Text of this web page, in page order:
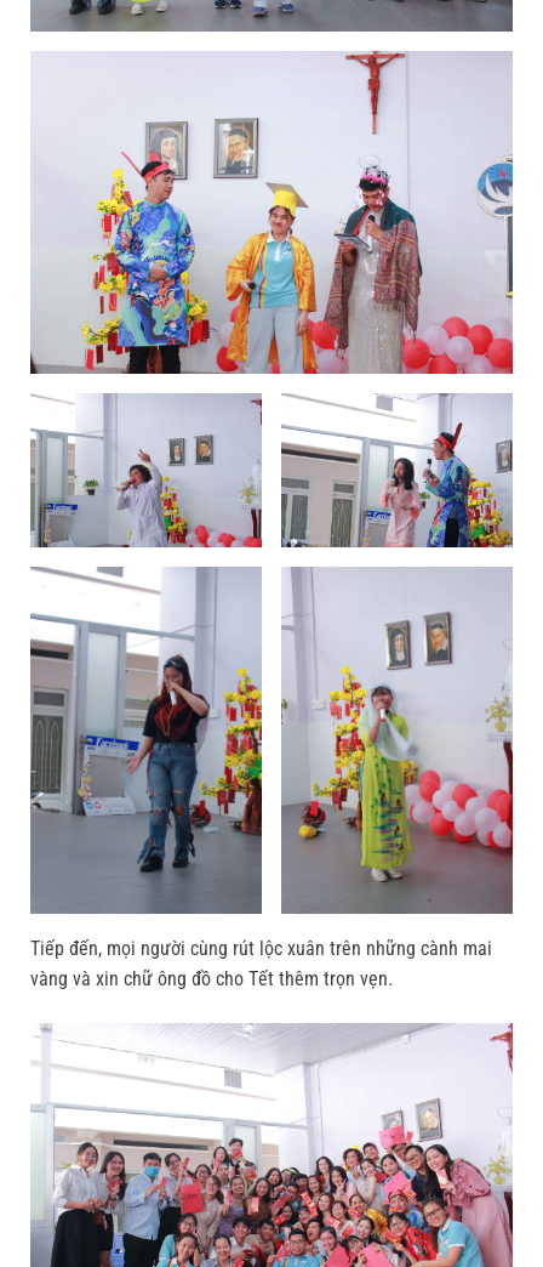
Tiếp đến, mọi người cùng rút lộc xuân trên những cành mai
vàng và xin chữ ông đồ cho Tết thêm trọn vẹn.